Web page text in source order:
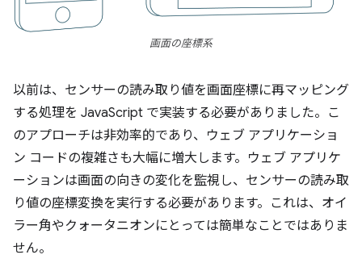
画面の座標系
以前は、センサーの読み取り値を画面座標に再マッピング
する処理を JavaScript で実装する必要がありました。こ
のアプローチは非効率的であり、ウェブ アプリケーショ
ン コードの複雑さも大幅に増大します。ウェブ アプリケ
ーションは画面の向きの変化を監視し、センサーの読み取
り値の座標変換を実行する必要があります。これは、オイ
ラー角やクォータニオンにとっては簡単なことではありま
せん。